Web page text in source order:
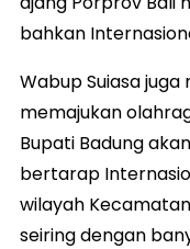
bahkan
Wabup Suiasa
memajukan
Bupati Badung
bertarap
wilayah
seiring dengan